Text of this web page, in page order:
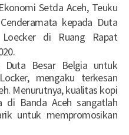
Setda Aceh, Teuku
kepada Duta
di Ruang Rapat
Duta Besar Belgia untuk
mengaku terkesan
Menurutnya, kualitas kopi
di Banda Aceh sangatlah
untuk mempromosikan